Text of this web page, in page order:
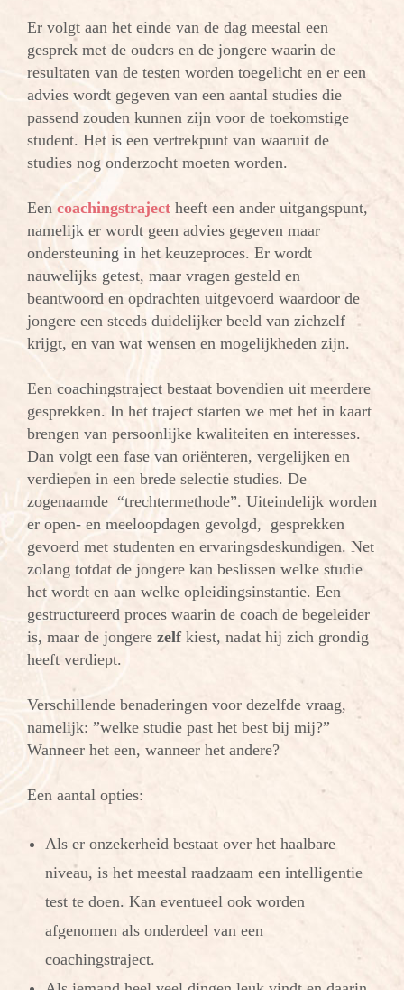
Er volgt aan het einde van de dag meestal een
gesprek met de ouders en de jongere waarin de
resultaten van de testen worden toegelicht en er een
advies wordt gegeven van een aantal studies die
passend zouden kunnen zijn voor de toekomstige
student. Het is een vertrekpunt van waaruit de
studies nog onderzocht moeten worden.
Een coachingstraject heeft een ander uitgangspunt,
namelijk er wordt geen advies gegeven maar
ondersteuning in het keuzeproces. Er wordt
nauwelijks getest, maar vragen gesteld en
beantwoord en opdrachten uitgevoerd waardoor de
jongere een steeds duidelijker beeld van zichzelf
krijgt, en van wat wensen en mogelijkheden zijn.
Een coachingstraject bestaat bovendien uit meerdere
gesprekken. In het traject starten we met het in kaart
brengen van persoonlijke kwaliteiten en interesses.
Dan volgt een fase van oriënteren, vergelijken en
verdiepen in een brede selectie studies. De
zogenaamde “trechtermethode”. Uiteindelijk worden
er open- en meeloopdagen gevolgd, gesprekken
gevoerd met studenten en ervaringsdeskundigen. Net
zolang totdat de jongere kan beslissen welke studie
het wordt en aan welke opleidingsinstantie. Een
gestructureerd proces waarin de coach de begeleider
is, maar de jongere zelf kiest, nadat hij zich grondig
heeft verdiept.
Verschillende benaderingen voor dezelfde vraag,
namelijk: ”welke studie past het best bij mij?”
Wanneer het een, wanneer het andere?
Een aantal opties:
Als er onzekerheid bestaat over het haalbare
niveau, is het meestal raadzaam een intelligentie
test te doen. Kan eventueel ook worden
afgenomen als onderdeel van een
coachingstraject.